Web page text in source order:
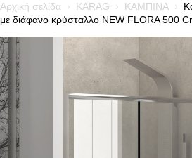
Αρχική σελίδα KARAG ΚΑΜΠΙΝΑ
με διάφανο κρύσταλλο NEW FLORA 500